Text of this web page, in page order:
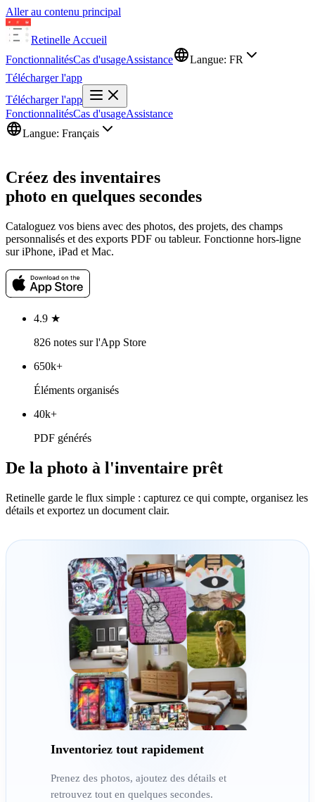
Aller au contenu principal
Retinelle Accueil
FonctionnalitésCas d'usageAssistance Langue: FR
Télécharger l'app
Télécharger l'app
FonctionnalitésCas d'usageAssistance
Langue: Français
Créez des inventaires
photo en quelques secondes
Cataloguez vos biens avec des photos, des projets, des champs
personnalisés et des exports PDF ou tableur. Fonctionne hors-ligne
sur iPhone, iPad et Mac.
4.9 ★
826 notes sur l'App Store
650k+
Éléments organisés
40k+
PDF générés
De la photo à l'inventaire prêt
Retinelle garde le flux simple : capturez ce qui compte, organisez les
détails et exportez un document clair.
Inventoriez tout rapidement
Prenez des photos, ajoutez des détails et
retrouvez tout en quelques secondes.